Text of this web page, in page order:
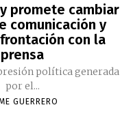
promete cambiar
comunicación y
con la
prensa
política generada
por el...
GUERRERO